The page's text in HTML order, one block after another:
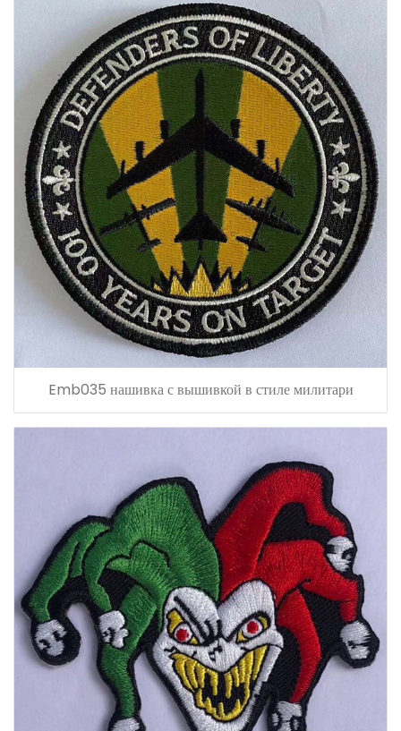
Emb035 нашивка с вышивкой в ​​стиле милитари